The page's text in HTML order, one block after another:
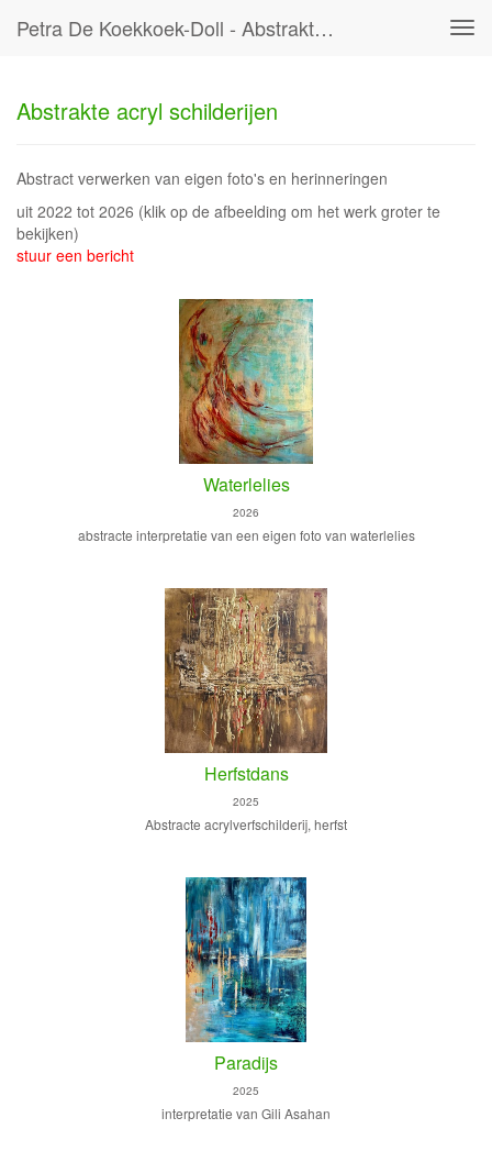
Petra De Koekkoek-Doll - Abstrakte Acryl Schilderijen
Abstrakte acryl schilderijen
Abstract verwerken van eigen foto's en herinneringen
uit 2022 tot 2026 (klik op de afbeelding om het werk groter te
bekijken)
stuur een bericht
Waterlelies
2026
abstracte interpretatie van een eigen foto van waterlelies
Herfstdans
2025
Abstracte acrylverfschilderij, herfst
Paradijs
2025
interpretatie van Gili Asahan